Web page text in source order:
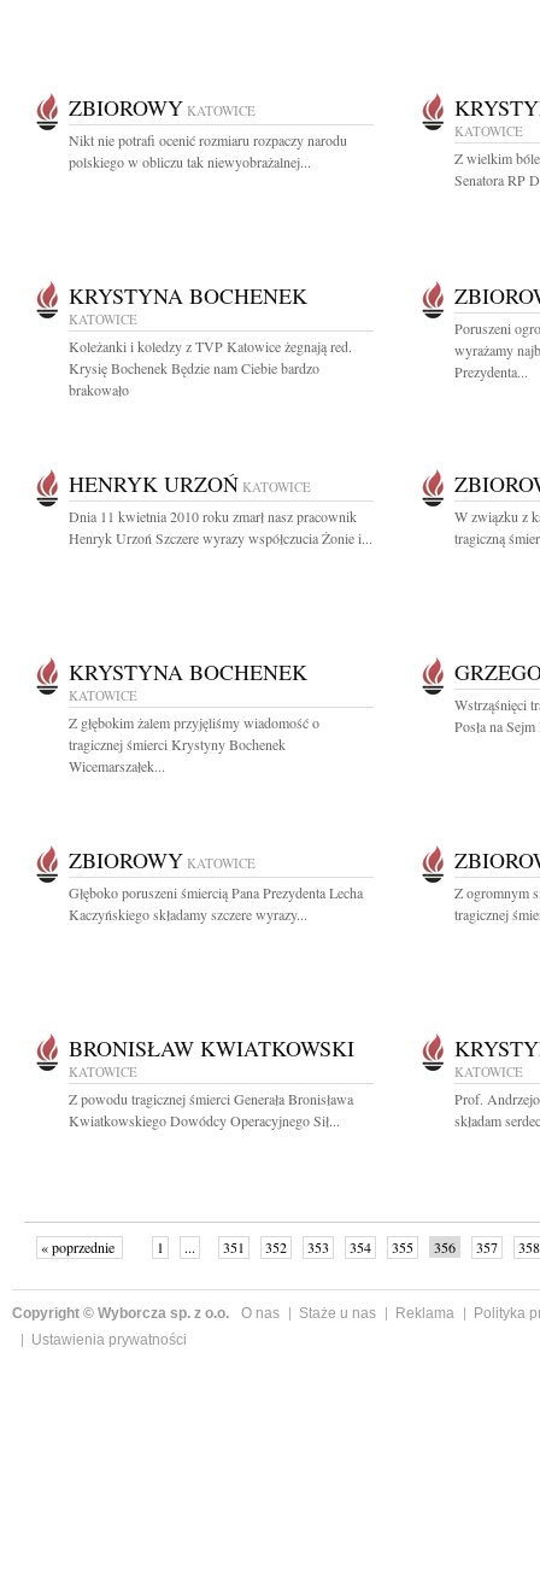
ZBIOROWY KATOWICE
Nikt nie potrafi ocenić rozmiaru rozpaczy narodu
polskiego w obliczu tak niewyobrażalnej...
KATOWICE
Z wielkim
Senatora RP
KRYSTYNA BOCHENEK
KATOWICE
Koleżanki i koledzy z TVP Katowice żegnają red.
Krysię Bochenek Będzie nam Ciebie bardzo
brakowało
Poruszeni
wyrażamy
Prezydenta...
HENRYK URZOŃ KATOWICE
Dnia 11 kwietnia 2010 roku zmarł nasz pracownik
Henryk Urzoń Szczere wyrazy współczucia Żonie i...
W związku z
tragiczną
KRYSTYNA BOCHENEK
KATOWICE
Z głębokim żalem przyjęliśmy wiadomość o
tragicznej śmierci Krystyny Bochenek
Wicemarszałek...
Wstrząśnięci
Posła na
ZBIOROWY KATOWICE
Głęboko poruszeni śmiercią Pana Prezydenta Lecha
Kaczyńskiego składamy szczere wyrazy...
Z ogromnym
tragicznej
BRONISŁAW KWIATKOWSKI
KATOWICE
Z powodu tragicznej śmierci Generała Bronisława
Kwiatkowskiego Dowódcy Operacyjnego Sił...
KATOWICE
Prof.
składam
« poprzednie 1 ... 351 352 353 354 355 356 357
358
Copyright © Wyborcza sp. z o.o. O nas Staże u nas Reklama
Polityka
Ustawienia prywatności